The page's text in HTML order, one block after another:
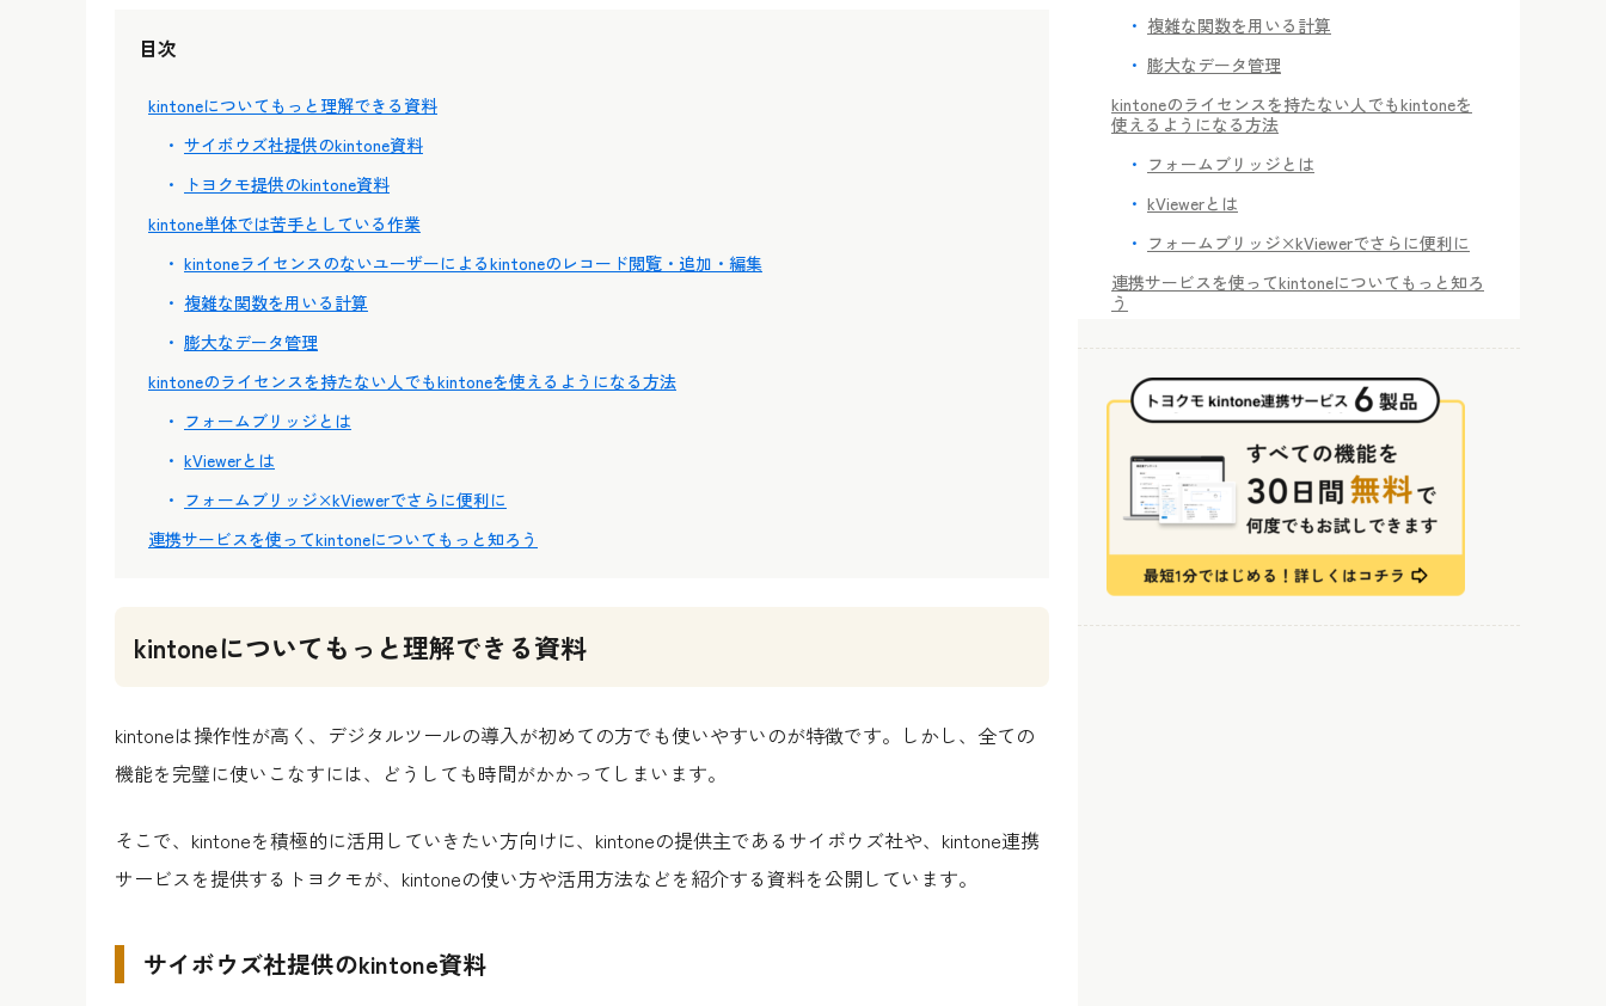
目次
kintoneについてもっと理解できる資料
サイボウズ社提供のkintone資料
トヨクモ提供のkintone資料
kintone単体では苦手としている作業
kintoneライセンスのないユーザーによるkintoneのレコード閲覧・追加・編集
複雑な関数を用いる計算
膨大なデータ管理
kintoneのライセンスを持たない人でもkintoneを使えるようになる方法
フォームブリッジとは
kViewerとは
フォームブリッジ×kViewerでさらに便利に
連携サービスを使ってkintoneについてもっと知ろう
kintoneについてもっと理解できる資料
kintoneは操作性が高く、デジタルツールの導入が初めての方でも使いやすいのが特徴です。しかし、全ての
機能を完璧に使いこなすには、どうしても時間がかかってしまいます。
そこで、kintoneを積極的に活用していきたい方向けに、kintoneの提供主であるサイボウズ社や、kintone連携
サービスを提供するトヨクモが、kintoneの使い方や活用方法などを紹介する資料を公開しています。
サイボウズ社提供のkintone資料
複雑な関数を用いる計算
膨大なデータ管理
kintoneのライセンスを持たない人でもkintoneを
使えるようになる方法
フォームブリッジとは
kViewerとは
フォームブリッジ×kViewerでさらに便利に
連携サービスを使ってkintoneについてもっと知ろ
う